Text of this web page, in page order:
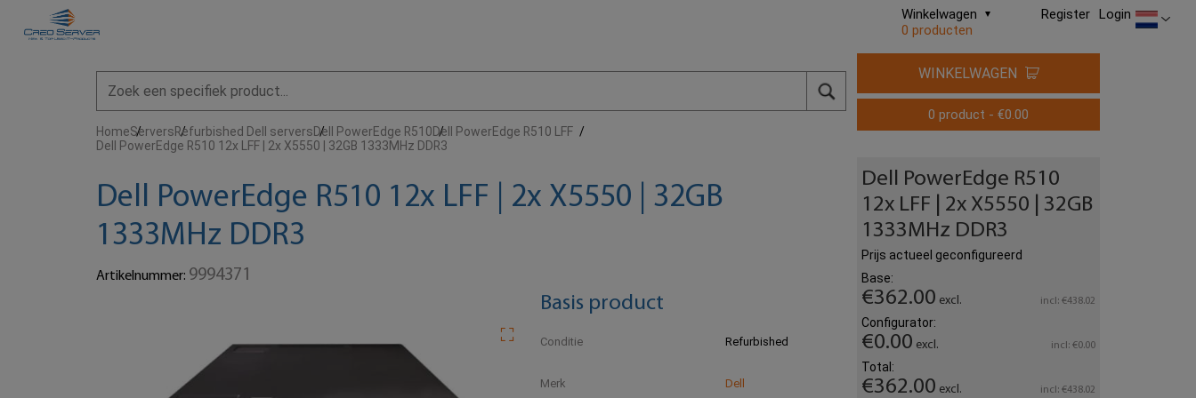
Register Login
Winkelwagen
0 producten
HomeServersRefurbished Dell serversDell PowerEdge R510Dell PowerEdge R510 LFF
Dell PowerEdge R510 12x LFF | 2x X5550 | 32GB 1333MHz DDR3
Dell PowerEdge R510 12x LFF | 2x X5550 | 32GB
1333MHz DDR3
Artikelnummer: 9994371
Basis product
Conditie Refurbished
Merk Dell
WINKELWAGEN
0 product - €0.00
Dell PowerEdge R510
12x LFF | 2x X5550 | 32GB
1333MHz DDR3
Prijs actueel geconfigureerd
Base:
€362.00 excl. incl: €438.02
Configurator:
€0.00 excl. incl: €0.00
Total:
€362.00 excl. incl: €438.02